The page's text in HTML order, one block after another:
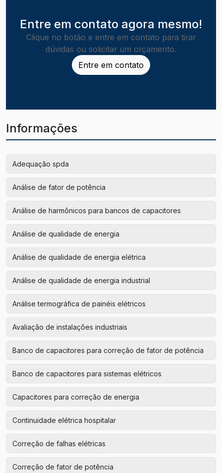
Entre em contato agora mesmo!
Clique no botão e entre em contato para tirar
dúvidas ou solicitar um orçamento.
Entre em contato
Informações
Adequação spda
Análise de fator de potência
Análise de harmônicos para bancos de capacitores
Análise de qualidade de energia
Análise de qualidade de energia elétrica
Análise de qualidade de energia industrial
Análise termográfica de painéis elétricos
Avaliação de instalações industriais
Banco de capacitores para correção de fator de potência
Banco de capacitores para sistemas elétricos
Capacitores para correção de energia
Continuidade elétrica hospitalar
Correção de falhas elétricas
Correção de fator de potência